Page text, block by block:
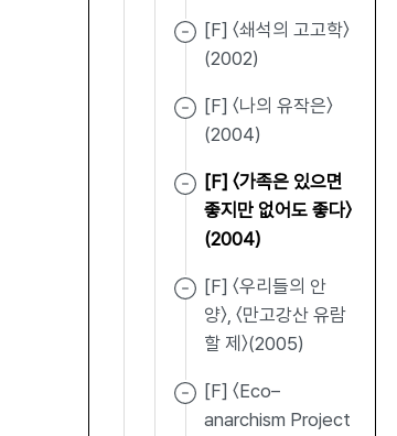
[F] 〈쇄석의 고고학〉
(2002)
[F] 〈나의 유작은〉
(2004)
[F] 〈가족은 있으면
좋지만 없어도 좋다〉
(2004)
[F] 〈우리들의 안
양〉, 〈만고강산 유람
할 제〉(2005)
[F] 〈Eco–
anarchism Project